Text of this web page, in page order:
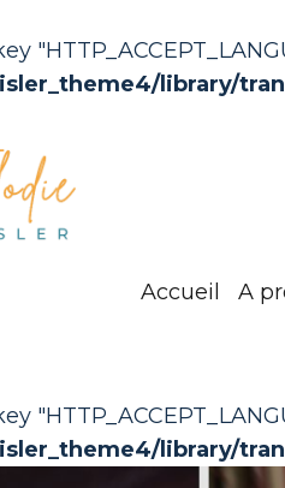
library/
Accueil A
library/